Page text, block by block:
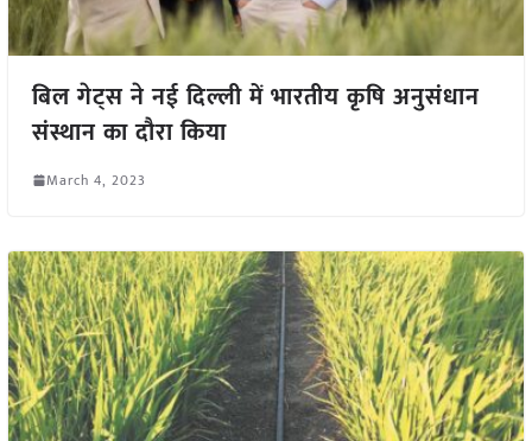
बिल गेट्स ने नई दिल्ली में भारतीय कृषि अनुसंधान
संस्थान का दौरा किया
March 4, 2023